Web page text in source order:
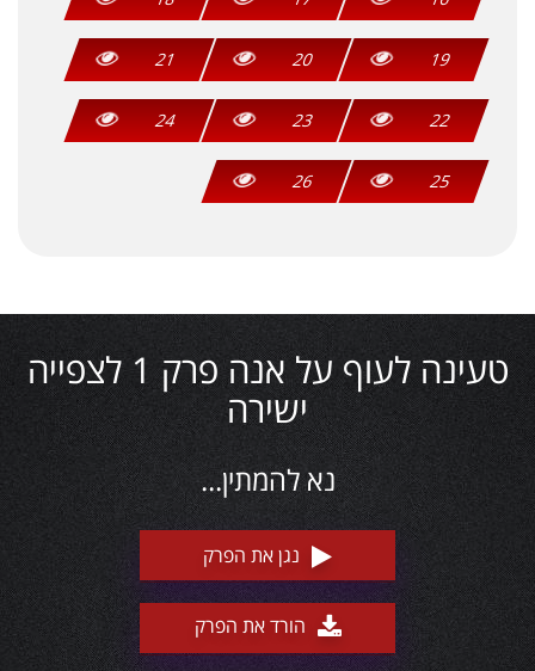
19
20
21
22
23
24
25
26
טעינה לעוף על אנה פרק 1 לצפייה
ישירה
נא להמתין...
נגן את הפרק
הורד את הפרק